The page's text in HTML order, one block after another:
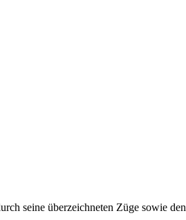
seine überzeichneten Züge sowie den